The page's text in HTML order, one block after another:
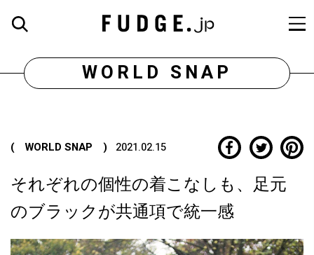
WORLD SNAP
( WORLD SNAP ) 2021.02.15
それぞれの個性の着こなしも、足元
のブラックが共通項で統一感